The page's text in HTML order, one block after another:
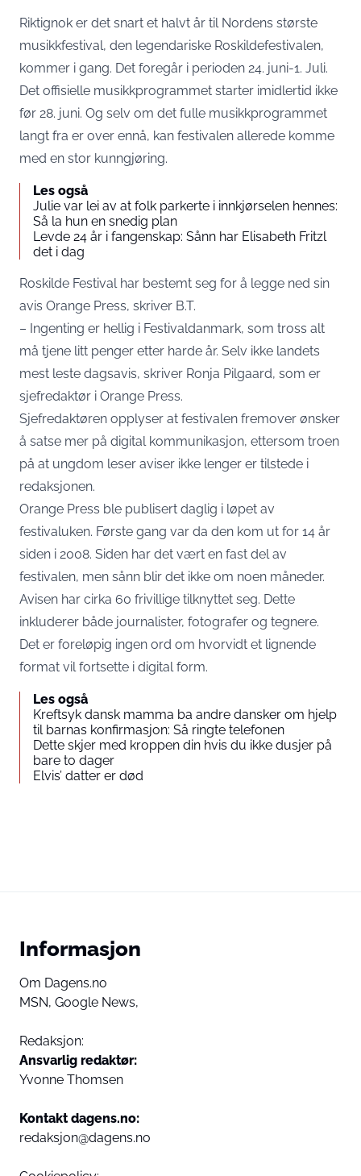
Riktignok er det snart et halvt år til Nordens største
musikkfestival, den legendariske Roskildefestivalen,
kommer i gang. Det foregår i perioden 24. juni-1. Juli.
Det offisielle musikkprogrammet starter imidlertid ikke
før 28. juni. Og selv om det fulle musikkprogrammet
langt fra er over ennå, kan festivalen allerede komme
med en stor kunngjøring.
Les også
Julie var lei av at folk parkerte i innkjørselen hennes:
Så la hun en snedig plan
Levde 24 år i fangenskap: Sånn har Elisabeth Fritzl
det i dag
Roskilde Festival har bestemt seg for å legge ned sin
avis Orange Press, skriver B.T.
– Ingenting er hellig i Festivaldanmark, som tross alt
må tjene litt penger etter harde år. Selv ikke landets
mest leste dagsavis, skriver Ronja Pilgaard, som er
sjefredaktør i Orange Press.
Sjefredaktøren opplyser at festivalen fremover ønsker
å satse mer på digital kommunikasjon, ettersom troen
på at ungdom leser aviser ikke lenger er tilstede i
redaksjonen.
Orange Press ble publisert daglig i løpet av
festivaluken. Første gang var da den kom ut for 14 år
siden i 2008. Siden har det vært en fast del av
festivalen, men sånn blir det ikke om noen måneder.
Avisen har cirka 60 frivillige tilknyttet seg. Dette
inkluderer både journalister, fotografer og tegnere.
Det er foreløpig ingen ord om hvorvidt et lignende
format vil fortsette i digital form.
Les også
Kreftsyk dansk mamma ba andre dansker om hjelp
til barnas konfirmasjon: Så ringte telefonen
Dette skjer med kroppen din hvis du ikke dusjer på
bare to dager
Elvis’ datter er død
Informasjon
Om Dagens.no
MSN, Google News,
Redaksjon:
Ansvarlig redaktør:
Yvonne Thomsen
Kontakt dagens.no:
redaksjon@dagens.no